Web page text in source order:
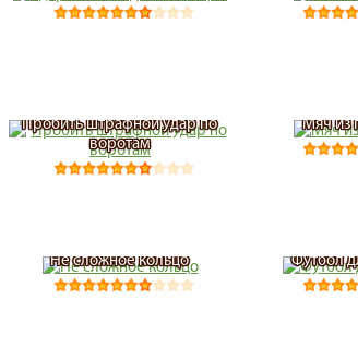
Пробить штрафной удар по
воротам
Мяч из
Не сложное кольцо Футбол